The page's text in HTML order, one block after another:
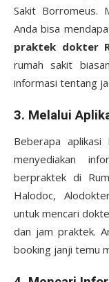
Sakit Borromeus.
Anda bisa
praktek dokter
rumah sakit
informasi tentang
3. Melalui
Beberapa
menyediakan
berpraktek di
Halodoc,
untuk mencari
dan jam praktek.
booking janji temu